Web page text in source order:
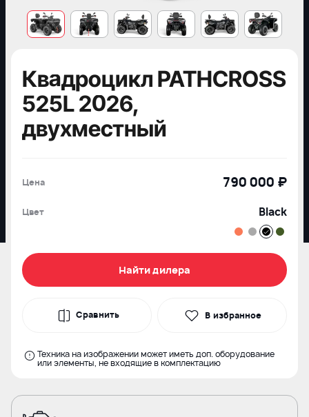
Квадроцикл PATHCROSS
525L 2026,
двухместный
Цена 790 000 ₽
Цвет Black
Найти дилера
Сравнить В избранное
Техника на изображении может иметь доп. оборудование
или элементы, не входящие в комплектацию